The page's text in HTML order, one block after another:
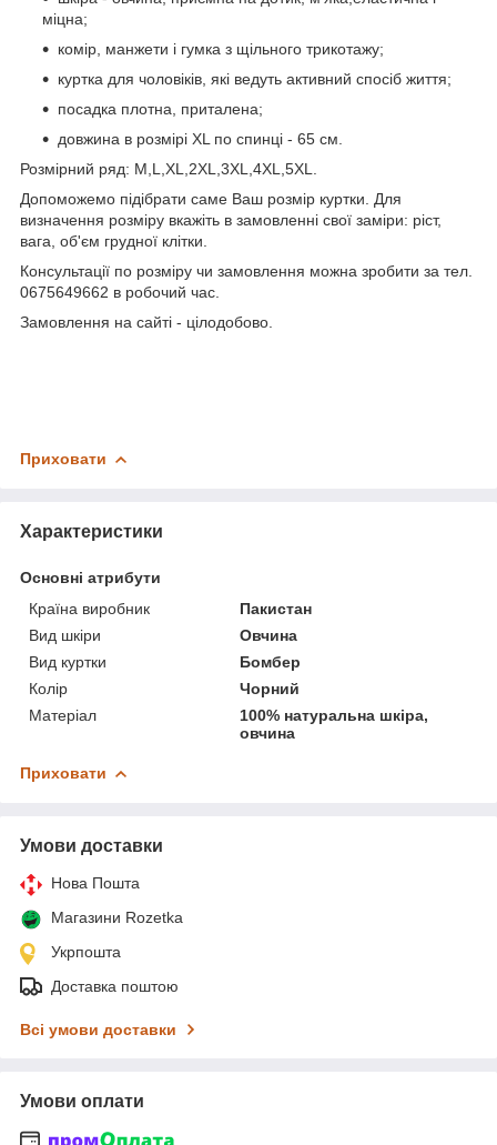
міцна;
комір, манжети і гумка з щільного трикотажу;
куртка для чоловіків, які ведуть активний спосіб життя;
посадка плотна, приталена;
довжина в розмірі XL по спинці - 65 см.
Розмірний ряд: M,L,XL,2XL,3XL,4XL,5XL.
Допоможемо підібрати саме Ваш розмір куртки. Для
визначення розміру вкажіть в замовленні свої заміри: ріст,
вага, об'єм грудної клітки.
Консультації по розміру чи замовлення можна зробити за тел.
0675649662 в робочий час.
Замовлення на сайті - цілодобово.
Приховати
Характеристики
Основні атрибути
Країна виробник
Пакистан
Вид шкіри
Овчина
Вид куртки
Бомбер
Колір
Чорний
Матеріал
100% натуральна шкіра,
овчина
Приховати
Умови доставки
Нова Пошта
Магазини Rozetka
Укрпошта
Доставка поштою
Всі умови доставки
Умови оплати